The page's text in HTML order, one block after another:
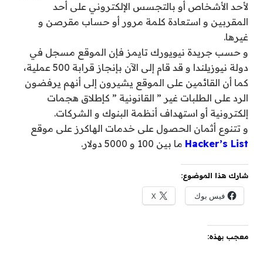
لأحد الأشخاص أو بالتجسس الإلكتروني على أحد
المقربين و استعادة كلمة مرور أو حساب مقرصن و
غيرها.
و حسب جريدة نيويورك تايمز فإن الموقع مسجل في
دولة نيوزيلندا و قد قام إلى الآن بإنجاز قرابة 500 عملية،
كما أن القائمين على الموقع يشيرون إلى أنهم يرفضون
الرد على الطلبات غير ” القانونية ” كإطلاق هجمات
إلكترونية أو استهداف أنظمة البنوك و الشركات.
و تتنوع أثمان الحصول على خدمات الهاكرز على موقع
Hacker’s List ما بين 100 و 5000 دولار.
شارك هذا الموضوع:
فيس بوك X
معجب بهذه: